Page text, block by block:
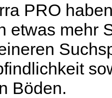
PRO
etwas mehr
Böden.